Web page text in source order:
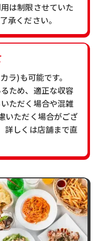
は制限させていた
承ください。
ラ)も可能です。
ため、適正な収容
ただく場合や混雑
いただく場合がござ
詳しくは店舗まで直